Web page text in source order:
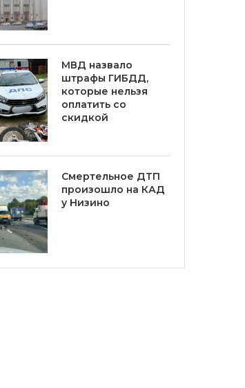
МВД назвало
штрафы ГИБДД,
которые нельзя
оплатить со
скидкой
Смертельное ДТП
произошло на КАД
у Низино